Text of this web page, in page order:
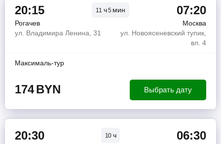
20:15 11 ч5 мин 07:20
Рогачев
Москва
ул. Владимира Ленина, 31
ул. Новоясеневский тупик,
вл. 4
Максималь-тур
174BYN Выбрать дату
20:30 10 ч 06:30